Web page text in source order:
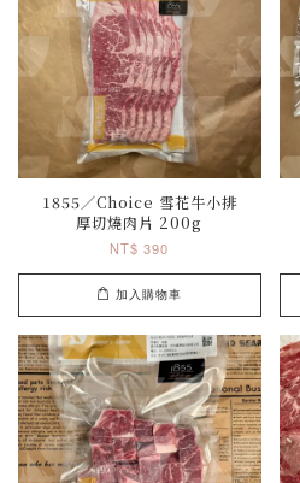
1855／Choice 雪花牛小排
厚切燒肉片 200g
NT$ 390
加入購物車